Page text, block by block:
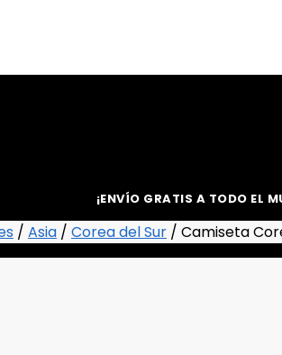
¡ENVÍO GRATIS A TODO EL
/ Asia / Corea del Sur / Camiseta